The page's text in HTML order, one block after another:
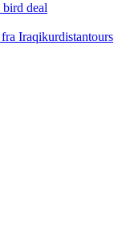
deal
Iraqikurdistantours